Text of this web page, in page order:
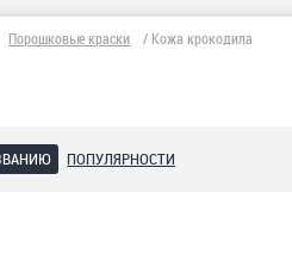
Порошковые краски / Кожа крокодила
ПОПУЛЯРНОСТИ